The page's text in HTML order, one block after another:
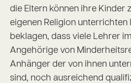
die Eltern können ihre Kinder
eigenen Religion unterrichten
beklagen, dass viele Lehrer
Angehörige von
Anhänger der von ihnen
sind, noch ausreichend